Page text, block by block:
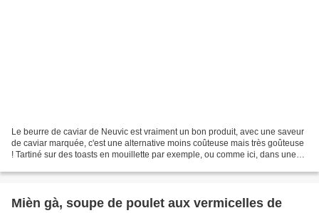
Le beurre de caviar de Neuvic est vraiment un bon produit, avec une saveur
de caviar marquée, c'est une alternative moins coûteuse mais très goûteuse
! Tartiné sur des toasts en mouillette par exemple, ou comme ici, dans une
Mièn gà, soupe de poulet aux vermicelles de